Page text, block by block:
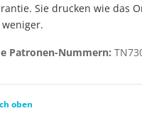
Sie drucken wie das
Patronen-Nummern:
oben